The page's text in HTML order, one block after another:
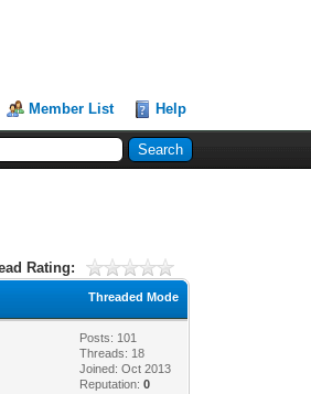
Member List Help
Rating:
Threaded Mode
Posts: 101
Threads: 18
Joined: Oct 2013
Reputation:0